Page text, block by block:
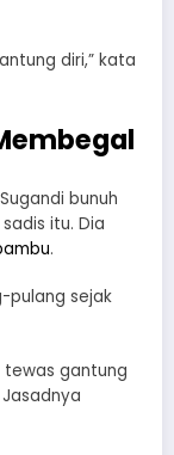
diri,” kata
bunuh
itu. Dia
.
pulang sejak
tewas gantung